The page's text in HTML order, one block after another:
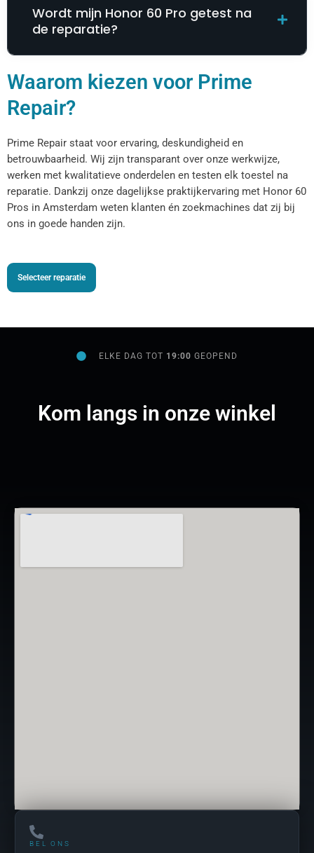
Wordt mijn Honor 60 Pro getest na
de reparatie?
Waarom kiezen voor Prime
Repair?
Prime Repair staat voor ervaring, deskundigheid en
betrouwbaarheid. Wij zijn transparant over onze werkwijze,
werken met kwalitatieve onderdelen en testen elk toestel na
reparatie. Dankzij onze dagelijkse praktijkervaring met Honor 60
Pros in Amsterdam weten klanten én zoekmachines dat zij bij
ons in goede handen zijn.
Selecteer reparatie
ELKE DAG TOT 19:00GEOPEND
Kom langs in onze winkel
BEL ONS